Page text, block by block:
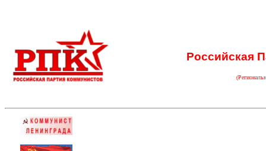
Российская